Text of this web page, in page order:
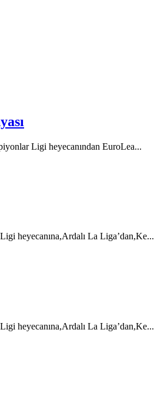
Ligi heyecanından EuroLea...
heyecanına,Ardalı La Liga’dan,Ke...
heyecanına,Ardalı La Liga’dan,Ke...